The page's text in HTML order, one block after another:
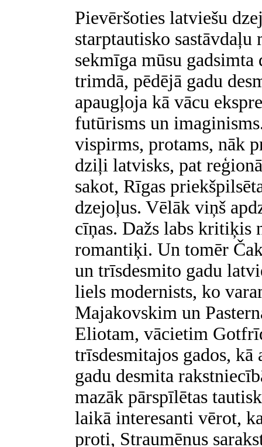
Pievēršoties latviešu
starptautisko
sekmīga mūsu
trimdā, pēdējā gadu
apaugļoja kā vācu
futūrisms un
vispirms, protams, nāk
dziļi latvisks, pat
sakot, Rīgas
dzejoļus. Vēlāk viņš
cīņas. Dažs labs kritiķis
romantiķi. Un tomēr
un trīsdesmito gadu
liels modernists, ko
Majakovskim un
Eliotam, vācietim
trīsdesmitajos gados,
gadu desmita
mazāk pārspīlētas
laikā interesanti vērot,
proti, Straumēnus